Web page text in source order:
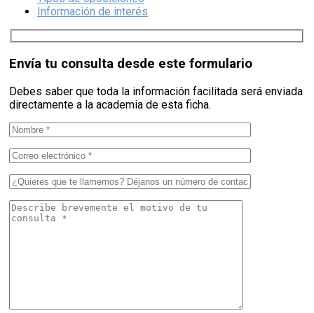
Información de interés
Envía tu consulta desde este formulario
Debes saber que toda la información facilitada será enviada
directamente a la academia de esta ficha.